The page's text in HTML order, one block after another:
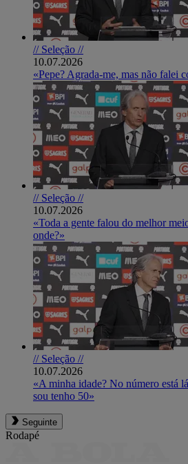
// Seleção //
10.07.2026
«Pepe? Agrada-me, mas não falei
// Seleção //
10.07.2026
«Toda a gente falou do melhor
onde?»
// Seleção //
10.07.2026
«A minha idade? No número está
sou tenho 50»
Seguinte
Rodapé